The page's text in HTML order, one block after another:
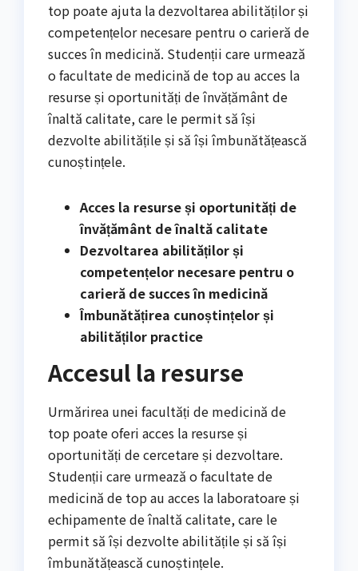
top poate ajuta la dezvoltarea abilităților și
competențelor necesare pentru o carieră de
succes în medicină. Studenții care urmează
o facultate de medicină de top au acces la
resurse și oportunități de învățământ de
înaltă calitate, care le permit să își
dezvolte abilitățile și să își îmbunătățească
cunoștințele.
Acces la resurse și oportunități de
învățământ de înaltă calitate
Dezvoltarea abilităților și
competențelor necesare pentru o
carieră de succes în medicină
Îmbunătățirea cunoștințelor și
abilităților practice
Accesul la resurse
Urmărirea unei facultăți de medicină de
top poate oferi acces la resurse și
oportunități de cercetare și dezvoltare.
Studenții care urmează o facultate de
medicină de top au acces la laboratoare și
echipamente de înaltă calitate, care le
permit să își dezvolte abilitățile și să își
îmbunătățească cunoștințele.